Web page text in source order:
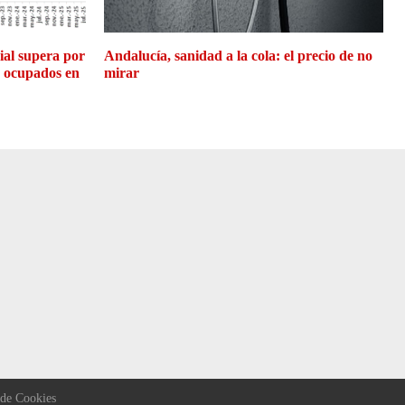
supera por
en
Andalucía, sanidad a la cola: el precio de no
mirar
Cookies